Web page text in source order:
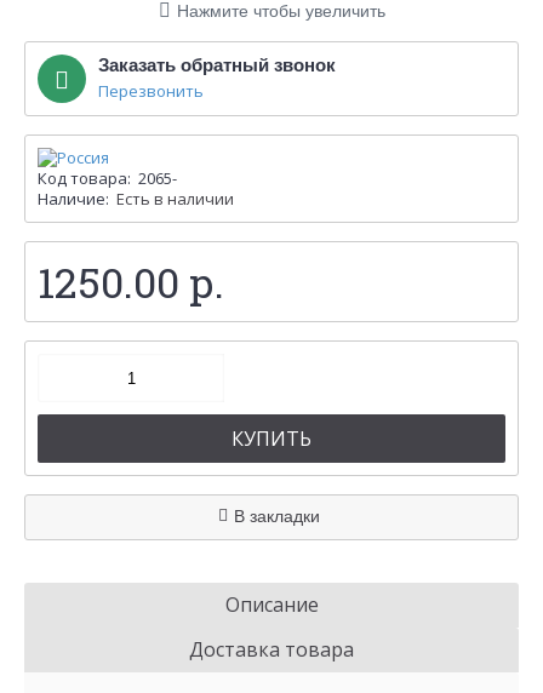
Нажмите чтобы увеличить
Заказать обратный звонок
Перезвонить
Код товара: 2065-
Наличие: Есть в наличии
1250.00 р.
КУПИТЬ
В закладки
Описание
Доставка товара